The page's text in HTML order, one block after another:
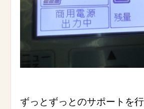
ずっとずっとのサポートを